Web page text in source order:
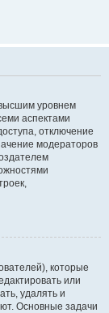
уровнем
аспектами
отключение
модераторов
которые
или
удалять и
Основные задачи